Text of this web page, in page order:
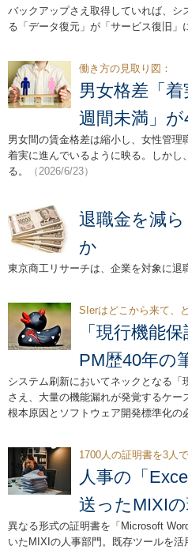
バックアップさえ取得していれば、
る「データ復元」が「サービス復旧」
働き方の見取り図：
男女格差「
週間未満」
男女間の賃金格差は縮小し、女性管
着実に進んでいるように映る。しかし
る。
（2026/6/23）
退職金を減
か
東京商工リサーチは、企業を対象に
SIerはどこから来て、
「現行機能
PM歴40年の
システム刷新においてネックとなる
さえ、大量の機能漏れが発覚するケ
根本原因とソフトウェア開発標準化の
1700人の証明書を3人
人事の「
送ったMIXI
異なる形式の証明書を「Microsoft
いたMIXIの人事部門。既存ツールを活